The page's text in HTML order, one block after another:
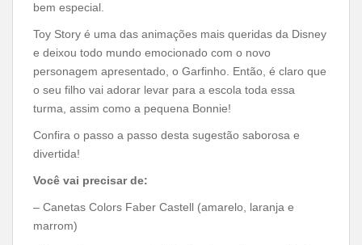
bem especial.
Toy Story é uma das animações mais queridas da Disney
e deixou todo mundo emocionado com o novo
personagem apresentado, o Garfinho. Então, é claro que
o seu filho vai adorar levar para a escola toda essa
turma, assim como a pequena Bonnie!
Confira o passo a passo desta sugestão saborosa e
divertida!
Você vai precisar de:
– Canetas Colors Faber Castell (amarelo, laranja e
marrom)